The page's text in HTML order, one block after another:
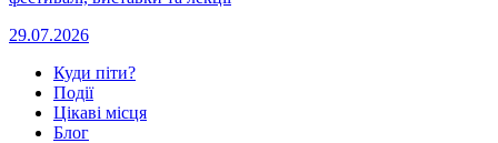
29.07.2026
Куди піти?
Події
Цікаві місця
Блог